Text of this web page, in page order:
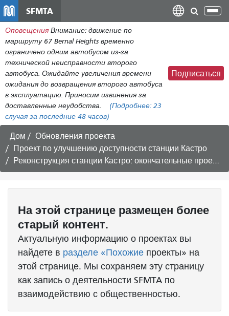
общему
содержанию
SFMTA
Оповещения Внимание: движение по
маршруту 67 Bernal Heights временно
ограничено одним автобусом из-за
технической неисправности второго
автобуса. Ожидайте увеличения времени
ожидания до возвращения второго автобуса
в эксплуатацию. Приносим извинения за
доставленные неудобства.
(Подробнее: 23
случая за последние 48 часов)
Подписаться
Дом
Обновления проекта
Проект по улучшению доступности станции Кастро
Реконструкция станции Кастро: окончательные проекты.
На этой странице размещен более
старый контент.
Актуальную информацию о проектах вы
найдете в разделе «Похожие проекты» на
этой странице. Мы сохраняем эту страницу
как запись о деятельности SFMTA по
взаимодействию с общественностью.